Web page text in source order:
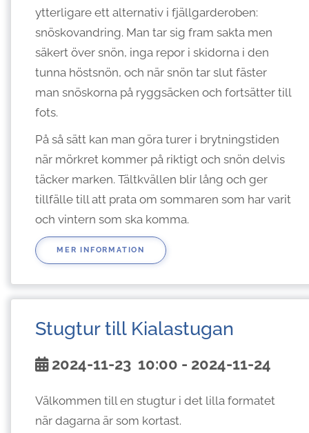
ytterligare ett alternativ i fjällgarderoben:
snöskovandring. Man tar sig fram sakta men
säkert över snön, inga repor i skidorna i den
tunna höstsnön, och när snön tar slut fäster
man snöskorna på ryggsäcken och fortsätter till
fots.
På så sätt kan man göra turer i brytningstiden
när mörkret kommer på riktigt och snön delvis
täcker marken. Tältkvällen blir lång och ger
tillfälle till att prata om sommaren som har varit
och vintern som ska komma.
MER INFORMATION
Stugtur till Kialastugan
2024-11-23 10:00 - 2024-11-24
Välkommen till en stugtur i det lilla formatet
när dagarna är som kortast.